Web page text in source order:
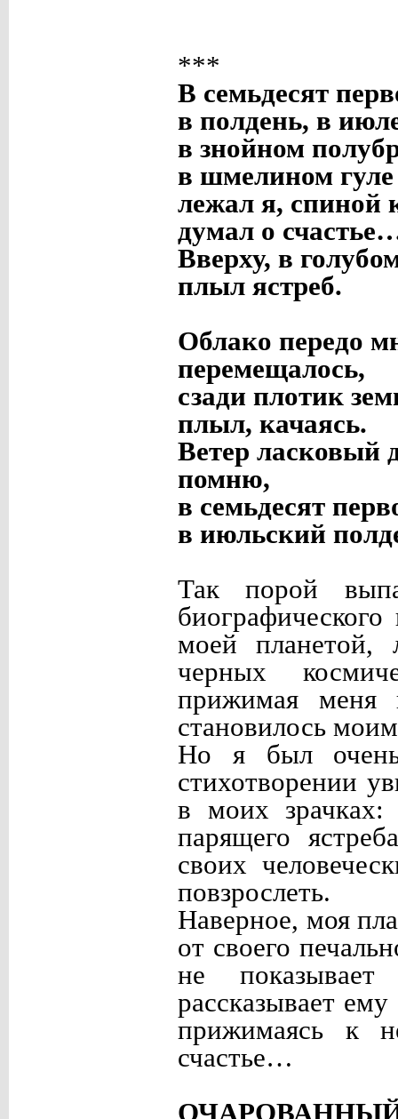
***
В семьдесят
в полдень, в
в знойном
в шмелином гуле
лежал я, спиной
думал о
Вверху, в
плыл ястреб.
Облако передо
перемещалось,
сзади плотик
плыл, качаясь.
Ветер ласковый
помню,
в семьдесят
в июльский
Так порой
моей планетой,
черных
прижимая меня
становилось
Но я был
стихотворении
в моих зрачках:
парящего
своих
повзрослеть.
Наверное, моя
от своего
не
рассказывает
прижимаясь к
счастье…